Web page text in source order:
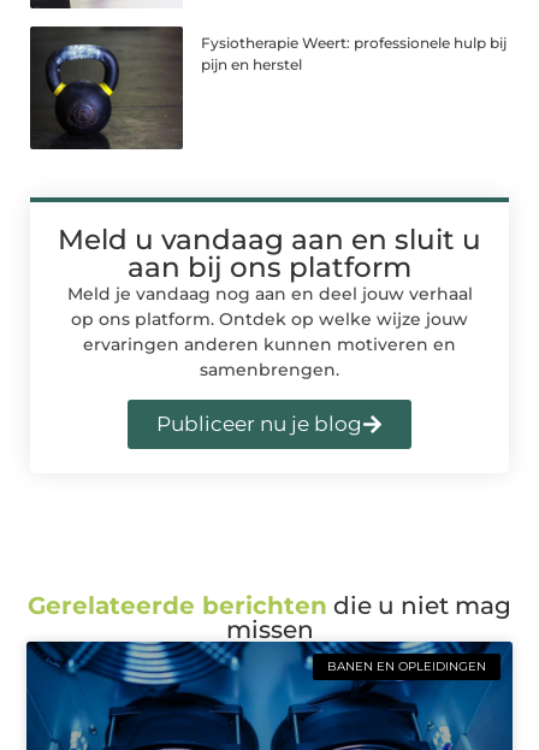
Fysiotherapie Weert: professionele hulp bij
pijn en herstel
Meld u vandaag aan en sluit u
aan bij ons platform
Meld je vandaag nog aan en deel jouw verhaal
op ons platform. Ontdek op welke wijze jouw
ervaringen anderen kunnen motiveren en
samenbrengen.
Publiceer nu je blog
Gerelateerde berichten die u niet mag
missen
BANEN EN OPLEIDINGEN